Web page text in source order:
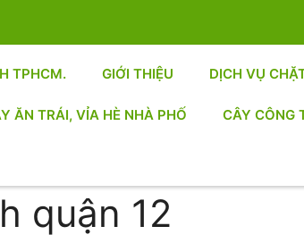
TPHCM. GIỚI THIỆU DỊCH VỤ
ĂN TRÁI, VỈA HÈ NHÀ PHỐ CÂY CÔNG
quận 12